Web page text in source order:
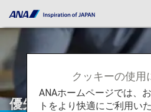
優先予約
クッキーの使用
ANAホームページでは、
トをより快適にご利用い